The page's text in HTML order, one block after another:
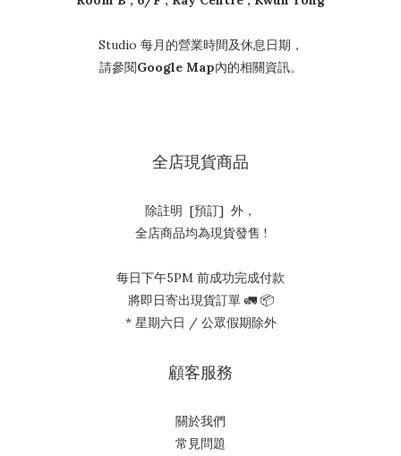
Studio 每月的營業時間及休息日期，
請參閱Google Map內的相關資訊。
全店現貨商品
除註明 [預訂] 外，
全店商品均為現貨發售 !
每日下午5PM 前成功完成付款
將即日寄出現貨訂單 🚛 📦
* 星期六日 / 公眾假期除外
顧客服務
關於我們
常見問題